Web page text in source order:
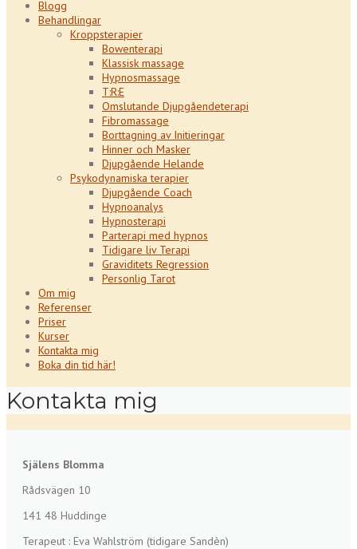
Blogg
Behandlingar
Kroppsterapier
Bowenterapi
Klassisk massage
Hypnosmassage
T:R:E
Omslutande Djupgåendeterapi
Fibromassage
Borttagning av Initieringar
Hinner och Masker
Djupgående Helande
Psykodynamiska terapier
Djupgående Coach
Hypnoanalys
Hypnosterapi
Parterapi med hypnos
Tidigare liv Terapi
Graviditets Regression
Personlig Tarot
Om mig
Referenser
Priser
Kurser
Kontakta mig
Boka din tid här!
Kontakta mig
Själens Blomma
Rådsvägen 10
141 48 Huddinge
Terapeut : Eva Wahlström (tidigare Sandèn)